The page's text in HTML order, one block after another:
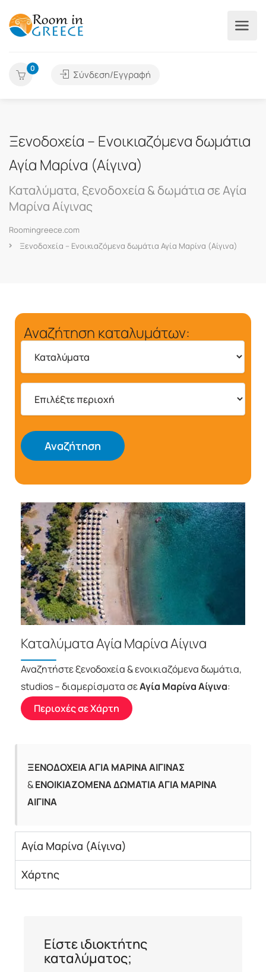
0
Σύνδεση/Εγγραφή
Ξενοδοχεία – Ενοικιαζόμενα δωμάτια
Αγία Μαρίνα (Αίγινα)
Καταλύματα, ξενοδοχεία & δωμάτια σε Αγία
Μαρίνα Αίγινας
Roomingreece.com
Ξενοδοχεία – Ενοικιαζόμενα δωμάτια Αγία Μαρίνα (Αίγινα)
Αναζήτηση καταλυμάτων:
Αναζήτηση
Καταλύματα Αγία Μαρίνα Αίγινα
Αναζητήστε ξενοδοχεία & ενοικιαζόμενα δωμάτια,
studios – διαμερίσματα σεΑγία Μαρίνα Αίγινα:
Περιοχές σε Χάρτη
ΞΕΝΟΔΟΧΕΙΑ ΑΓΙΑ ΜΑΡΙΝΑ ΑΙΓΙΝΑΣ
&ΕΝΟΙΚΙΑΖΟΜΕΝΑ ΔΩΜΑΤΙΑ ΑΓΙΑ ΜΑΡΙΝΑ
ΑΙΓΙΝΑ
Αγία Μαρίνα (Αίγινα)
Χάρτης
Είστε ιδιοκτήτης
καταλύματος;